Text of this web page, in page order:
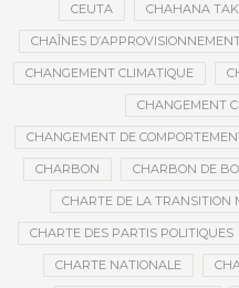
CEUTA CHAHANA
CHAÎNES
CHANGEMENT CLIMATIQUE
CHANGEMENT
CHANGEMENT DE
CHARBON CHARBON DE
CHARTE DE LA TRANSITION
CHARTE DES PARTIS POLITIQUES
CHARTE NATIONALE